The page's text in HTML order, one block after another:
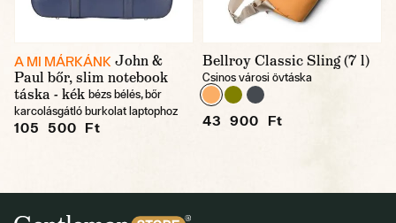
A MI MÁRKÁNK John &
Paul bőr, slim notebook
táska - kék bézs bélés, bőr
karcolásgátló burkolat laptophoz
105 500 Ft
Bellroy Classic Sling (7 l)
Csinos városi övtáska
43 900 Ft